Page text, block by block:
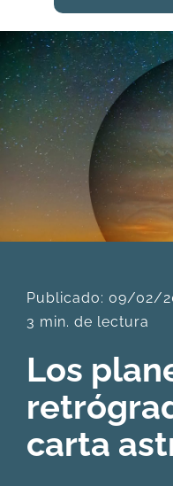
INICIO
SERVICIOS
CLASES
DESCARGAS
PRODUCTOS
ARTÍCULOS
ACERCA
CONTACTO
Publicado: 09/02/
3 min. de lectura
Los
carta